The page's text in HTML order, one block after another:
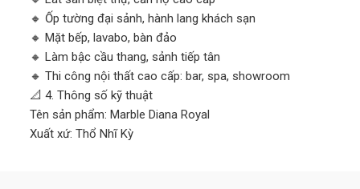
🔸 Ốp tường đại sảnh, hành lang khách sạn
🔸 Mặt bếp, lavabo, bàn đảo
🔸 Làm bậc cầu thang, sảnh tiếp tân
🔸 Thi công nội thất cao cấp: bar, spa, showroom
📐 4. Thông số kỹ thuật
Tên sản phẩm: Marble Diana Royal
Xuất xứ: Thổ Nhĩ Kỳ